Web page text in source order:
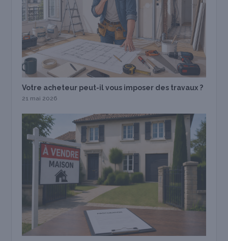
Votre acheteur peut-il vous imposer des travaux ?
21 mai 2026